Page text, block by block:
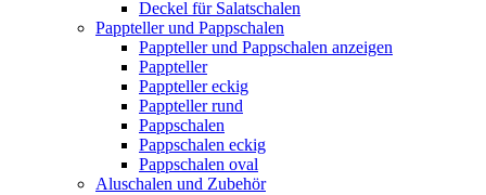
Deckel für Salatschalen
Pappteller und Pappschalen
Pappteller und Pappschalen anzeigen
Pappteller
Pappteller eckig
Pappteller rund
Pappschalen
Pappschalen eckig
Pappschalen oval
Aluschalen und Zubehör